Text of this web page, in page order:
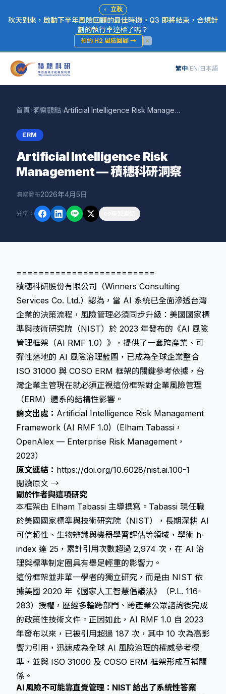
⚡ 立秋
秋天到來，啟動下半年風險回顧的最佳時機。Q3 即將結束，合規計
劃的執行率達標了嗎？
預約 H2 風險回顧 →
繁中/EN/日本語
首頁›洞察觀點› Artificial Intelligence Risk Management — 積穗科研洞察
ERM
Artificial Intelligence Risk
Management — 積穗科研洞察
洞察發布2026年4月5日
分享 ：
=========================
積穗科研股份有限公司（Winners Consulting
Services Co. Ltd.）認為，當 AI 系統已全面滲透台灣
企業的決策流程，風險管理必須同步升級：美國國家標
準與技術研究院（NIST）於 2023 年發布的《AI 風險
管理框架（AI RMF 1.0）》，提供了一套跨產業、可
彈性落地的 AI 風險治理藍圖，已成為全球企業整合
ISO 31000 與 COSO ERM 框架的關鍵參考依據，台
灣企業主管現在就必須正視這份框架對企業風險管理
（ERM）體系的結構性影響。
論文出處： Artificial Intelligence Risk Management
Framework (AI RMF 1.0)（Elham Tabassi，
OpenAlex — Enterprise Risk Management，
2023）
原文連結： https://doi.org/10.6028/nist.ai.100-1
閱讀原文 →
關於作者與這項研究
本框架由 Elham Tabassi 主導撰寫。Tabassi 現任職
於美國國家標準與技術研究院（NIST），長期深耕 AI
可信賴性、生物辨識與機器學習評估等領域，學術 h-
index 達 25，累計引用次數超過 2,974 次，在 AI 治
理與標準制定圈具有舉足輕重的影響力。
這份框架並非單一學者的獨立研究，而是由 NIST 依
據美國 2020 年《國家人工智慧倡議法》（P.L. 116-
283）授權，歷經多輪跨部門、跨產業公眾諮詢後完成
的政策性技術文件。正因如此，AI RMF 1.0 自 2023
年發布以來，已被引用超過 187 次，其中 10 次為高影
響力引用，迅速成為全球 AI 風險治理的權威參考標
準，並與 ISO 31000 及 COSO ERM 框架形成互補關
係。
AI 風險不可能靠直覺管理：NIST 給出了系統性答案